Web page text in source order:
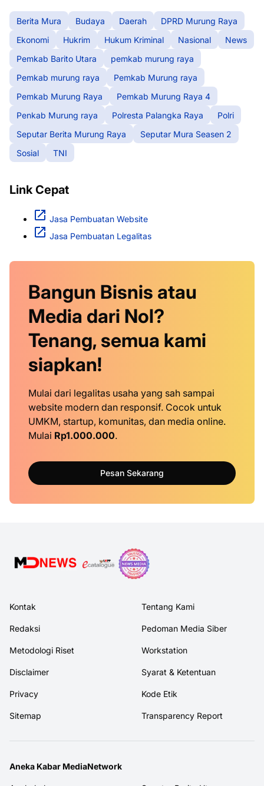
Berita Mura Budaya Daerah
DPRD Murung Raya
Ekonomi
Hukrim Hukum Kriminal Nasional
News
Pemkab Barito Utara
pemkab murung raya
Pemkab murung raya
Pemkab Murung raya
Pemkab Murung Raya
Pemkab Murung Raya 4
Penkab Murung raya
Polresta Palangka Raya
Polri
Seputar Berita Murung Raya
Seputar Mura Seasen 2
Sosial
TNI
Link Cepat
Jasa Pembuatan Website
Jasa Pembuatan Legalitas
Bangun Bisnis atau
Media dari Nol?
Tenang, semua kami
siapkan!
Mulai dari legalitas usaha yang sah sampai
website modern dan responsif. Cocok untuk
UMKM, startup, komunitas, dan media online.
Mulai Rp1.000.000.
Pesan Sekarang
Kontak Tentang Kami
Redaksi Pedoman Media Siber
Metodologi Riset Workstation
Disclaimer Syarat & Ketentuan
Privacy Kode Etik
Sitemap Transparency Report
Aneka Kabar MediaNetwork